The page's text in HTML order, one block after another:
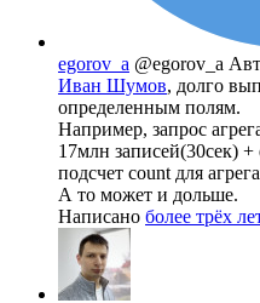
egorov_a @egorov_a
Иван Шумов, долго
определенным полям.
Например, запрос
17млн записей(30сек)
подсчет count для
А то может и дольше.
Написано более трёх